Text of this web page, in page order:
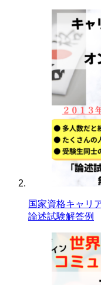
国家資格キャリ
論述試験解答例